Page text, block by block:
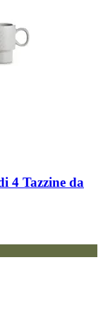
4 Tazzine da